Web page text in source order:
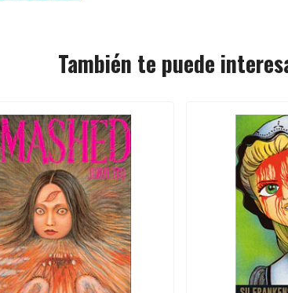
También te puede